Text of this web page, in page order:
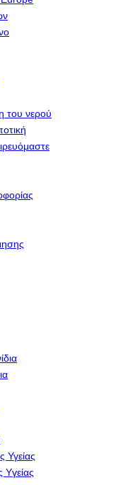
του νερού
Υγείας